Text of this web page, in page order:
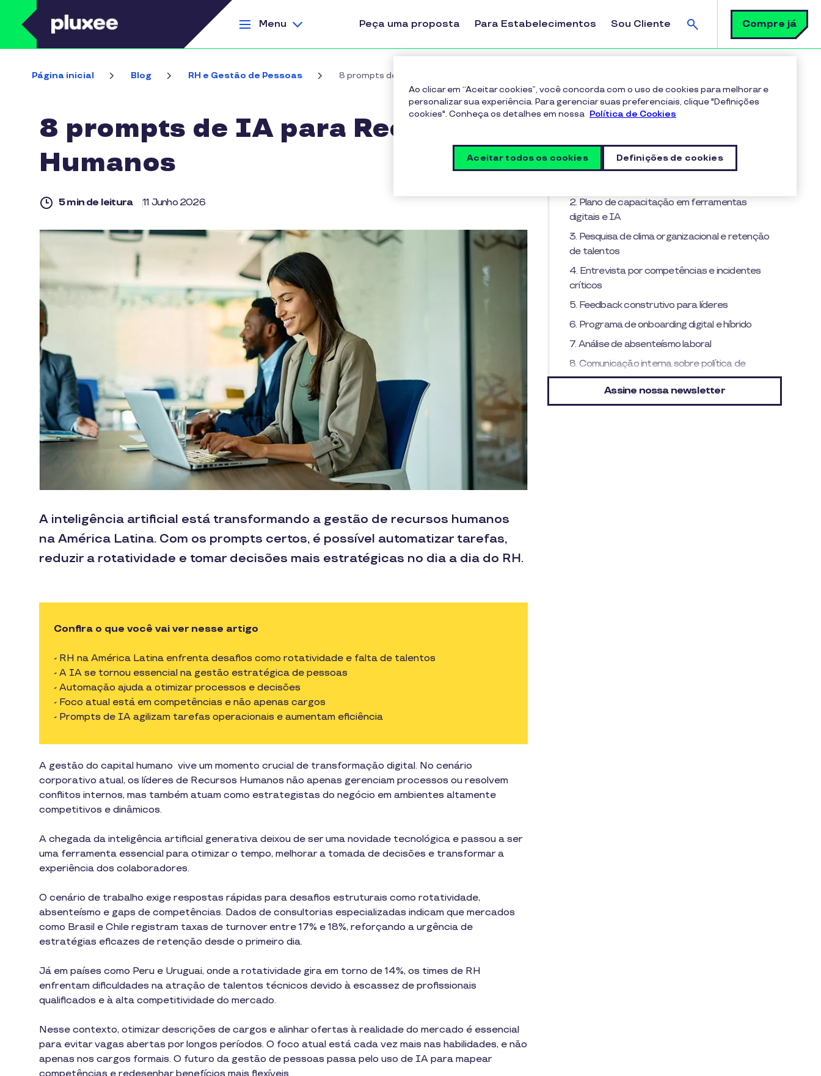
Pular para o conteúdo principal
Menu
Peça uma proposta Para Estabelecimentos Sou Cliente
Busca
Compre já
Página inicial Blog RH e Gestão de Pessoas 8 prompts de IA para Recursos Humanos
8 prompts de IA para Recursos
Humanos
5 min de leitura 11 Junho 2026
A inteligência artificial está transformando a gestão de recursos humanos
na América Latina. Com os prompts certos, é possível automatizar tarefas,
reduzir a rotatividade e tomar decisões mais estratégicas no dia a dia do RH.
Confira o que você vai ver nesse artigo
- RH na América Latina enfrenta desafios como rotatividade e falta de talentos
- A IA se tornou essencial na gestão estratégica de pessoas
- Automação ajuda a otimizar processos e decisões
- Foco atual está em competências e não apenas cargos
- Prompts de IA agilizam tarefas operacionais e aumentam eficiência
A gestão do capital humano vive um momento crucial de transformação digital. No cenário
corporativo atual, os líderes de Recursos Humanos não apenas gerenciam processos ou resolvem
conflitos internos, mas também atuam como estrategistas do negócio em ambientes altamente
competitivos e dinâmicos.
A chegada da inteligência artificial generativa deixou de ser uma novidade tecnológica e passou a ser
uma ferramenta essencial para otimizar o tempo, melhorar a tomada de decisões e transformar a
experiência dos colaboradores.
O cenário de trabalho exige respostas rápidas para desafios estruturais como rotatividade,
absenteísmo e gaps de competências. Dados de consultorias especializadas indicam que mercados
como Brasil e Chile registram taxas de turnover entre 17% e 18%, reforçando a urgência de
estratégias eficazes de retenção desde o primeiro dia.
Já em países como Peru e Uruguai, onde a rotatividade gira em torno de 14%, os times de RH
enfrentam dificuldades na atração de talentos técnicos devido à escassez de profissionais
qualificados e à alta competitividade do mercado.
Nesse contexto, otimizar descrições de cargos e alinhar ofertas à realidade do mercado é essencial
para evitar vagas abertas por longos períodos. O foco atual está cada vez mais nas habilidades, e não
apenas nos cargos formais. O futuro da gestão de pessoas passa pelo uso de IA para mapear
Sumário
8 prompts de IA prontos para você usar no
dia a dia do RH
2. Plano de capacitação em ferramentas
digitais e IA
3. Pesquisa de clima organizacional e retenção
de talentos
4. Entrevista por competências e incidentes
críticos
5. Feedback construtivo para líderes
6. Programa de onboarding digital e híbrido
7. Análise de absenteísmo laboral
8. Comunicação interna sobre política de
flexibilidade
FAQ rápido: tire suas dúvidas sobre uso de IA no
Assine nossa newsletter
Ao clicar em “Aceitar cookies”, você concorda com o uso de cookies para melhorar e
personalizar sua experiência. Para gerenciar suas preferenciais, clique "Definições
cookies". Conheça os detalhes em nossa Política de Cookies
Definições de cookies
Aceitar todos os cookies